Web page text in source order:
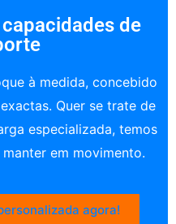
de
à medida, concebido
Quer se trate de
especializada, temos
em movimento.
agora!